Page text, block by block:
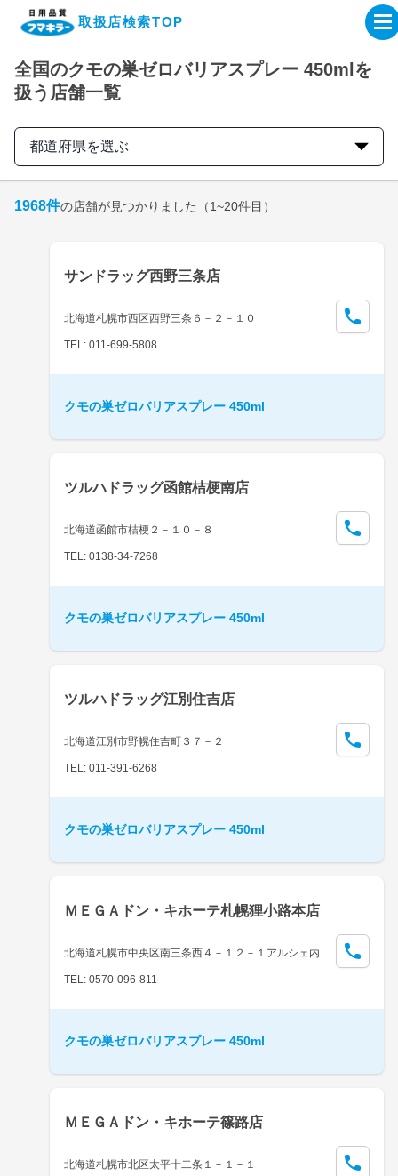
取扱店検索TOP
企業・IR情報サイト
製品情報サイト
取扱店検索はこちら
全国のクモの巣ゼロバリアスプレー 450mlを
扱う店舗一覧
都道府県を選ぶ
1968件の店舗が見つかりました （1~20件目）
サンドラッグ西野三条店
北海道札幌市西区西野三条６－２－１０
TEL: 011-699-5808
クモの巣ゼロバリアスプレー 450ml
ツルハドラッグ函館桔梗南店
北海道函館市桔梗２－１０－８
TEL: 0138-34-7268
クモの巣ゼロバリアスプレー 450ml
ツルハドラッグ江別住吉店
北海道江別市野幌住吉町３７－２
TEL: 011-391-6268
クモの巣ゼロバリアスプレー 450ml
ＭＥＧＡドン・キホーテ札幌狸小路本店
北海道札幌市中央区南三条西４－１２－１アルシェ内
TEL: 0570-096-811
クモの巣ゼロバリアスプレー 450ml
ＭＥＧＡドン・キホーテ篠路店
北海道札幌市北区太平十二条１－１－１